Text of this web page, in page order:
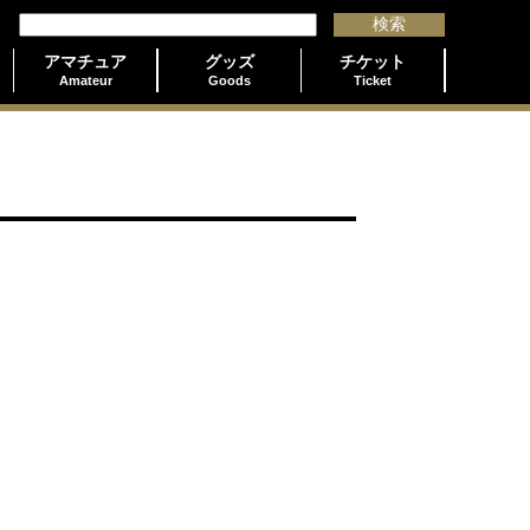
アマチュア
Amateur
グッズ
Goods
チケット
Ticket